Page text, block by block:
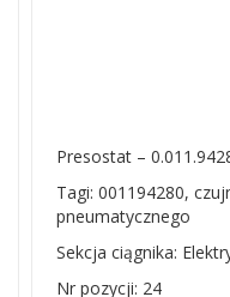
Presostat –
Tagi: 001194280,
pneumatycznego
Sekcja ciągnika:
Nr pozycji: 24